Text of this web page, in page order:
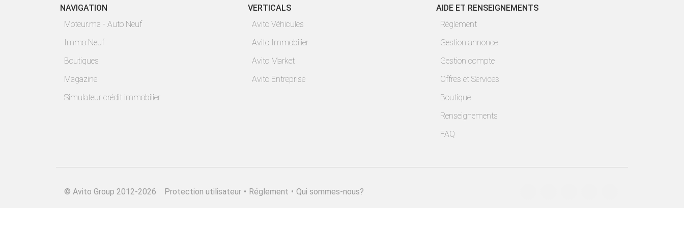
NAVIGATION
Moteur.ma - Auto Neuf
Immo Neuf
Boutiques
Magazine
Simulateur crédit immobilier
VERTICALS
Avito Véhicules
Avito Immobilier
Avito Market
Avito Entreprise
AIDE ET RENSEIGNEMENTS
Règlement
Gestion annonce
Gestion compte
Offres et Services
Boutique
Renseignements
FAQ
© Avito Group 2012-2026 Protection utilisateur • Réglement • Qui sommes-nous?